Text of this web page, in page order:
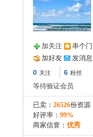
加关注
串个门
加好友
发消息
0 关注 6 粉丝
等待验证会员
已卖： 26526份资源
好评率： 99%
商家信誉： 优秀